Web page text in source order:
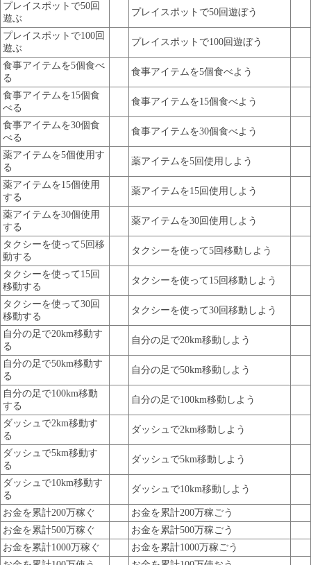
プレイスポットで50回
遊ぶ
プレイスポットで50回遊ぼう
プレイスポットで100回
遊ぶ
プレイスポットで100回遊ぼう
食事アイテムを5個食べ
る
食事アイテムを5個食べよう
食事アイテムを15個食
べる
食事アイテムを15個食べよう
食事アイテムを30個食
べる
食事アイテムを30個食べよう
薬アイテムを5個使用す
る
薬アイテムを5回使用しよう
薬アイテムを15個使用
する
薬アイテムを15回使用しよう
薬アイテムを30個使用
する
薬アイテムを30回使用しよう
タクシーを使って5回移
動する
タクシーを使って5回移動しよう
タクシーを使って15回
移動する
タクシーを使って15回移動しよう
タクシーを使って30回
移動する
タクシーを使って30回移動しよう
自分の足で20km移動す
る
自分の足で20km移動しよう
自分の足で50km移動す
る
自分の足で50km移動しよう
自分の足で100km移動
する
自分の足で100km移動しよう
ダッシュで2km移動す
る
ダッシュで2km移動しよう
ダッシュで5km移動す
る
ダッシュで5km移動しよう
ダッシュで10km移動す
る
ダッシュで10km移動しよう
お金を累計200万稼ぐ
お金を累計200万稼ごう
お金を累計500万稼ぐ
お金を累計500万稼ごう
お金を累計1000万稼ぐ
お金を累計1000万稼ごう